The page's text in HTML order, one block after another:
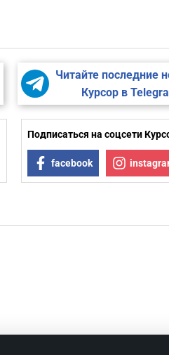
Читайте последние
Курсор в
Подписаться на соцсети
facebook